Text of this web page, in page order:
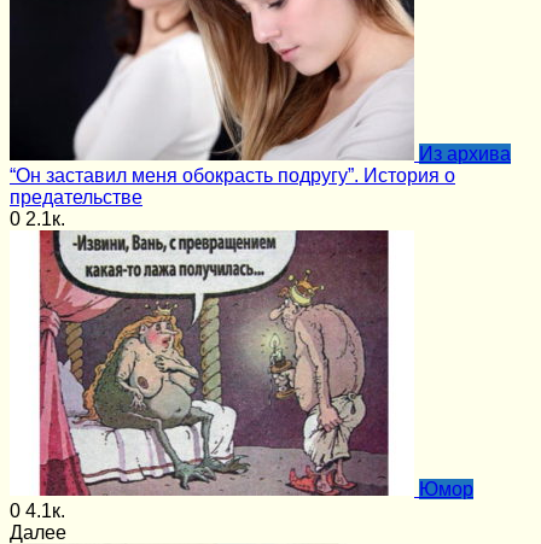
Из архива
“Он заставил меня обокрасть подругу”. История о
предательстве
0 2.1к.
Юмор
0 4.1к.
Далее